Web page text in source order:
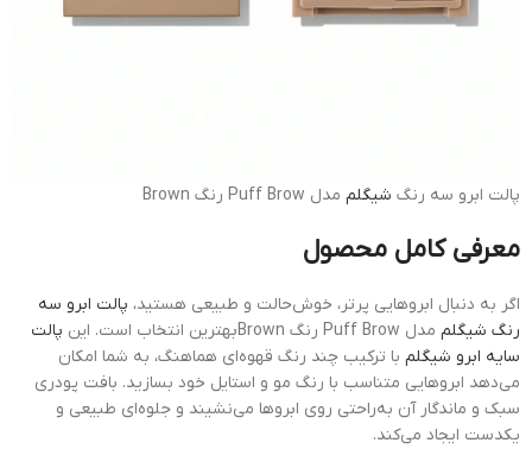
پالت ابرو سه رنگ شیگلم مدل Puff Brow رنگ Brown
معرفی کامل محصول
اگر به دنبال ابروهایی پرتر، خوش‌حالت و طبیعی هستید، پالت ابرو سه
رنگ شیگلم مدل Puff Brow رنگ Brownبهترین انتخاب است. این
پالت
سایه ابرو شیگلم با ترکیب چند رنگ قهوه‌ای هماهنگ، به شما امکان
می‌دهد ابروهایی متناسب با رنگ مو و استایل خود بسازید. بافت پودری
سبک و ماندگار آن به‌راحتی روی ابروها می‌نشیند و جلوه‌ای طبیعی و
یکدست ایجاد می‌کند.